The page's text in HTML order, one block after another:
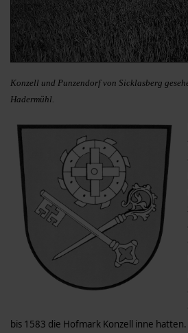
Konzell und Punzendorf von Sicklasberg
Hadermühl.
bis 1583 die Hofmark Konzell inne